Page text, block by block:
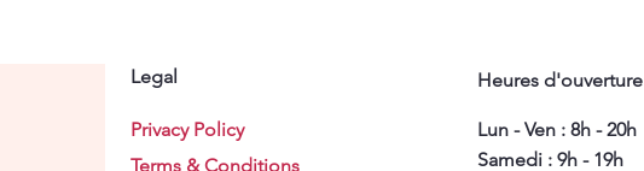
Legal
Privacy Policy
Terms & Conditions
Heures d'ouverture
Lun - Ven : 8h - 20h
Samedi : 9h - 19h